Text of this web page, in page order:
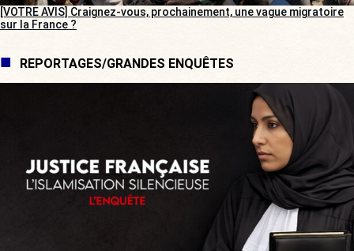
[VOTRE AVIS] Craignez-vous, prochainement, une vague migratoire
sur la France ?
REPORTAGES/GRANDES ENQUÊTES